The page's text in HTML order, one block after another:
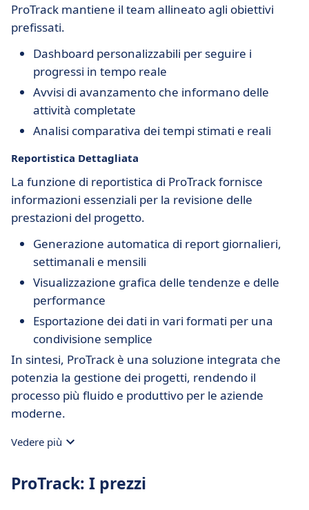
ProTrack mantiene il team allineato agli obiettivi
prefissati.
Dashboard personalizzabili per seguire i
progressi in tempo reale
Avvisi di avanzamento che informano delle
attività completate
Analisi comparativa dei tempi stimati e reali
Reportistica Dettagliata
La funzione di reportistica di ProTrack fornisce
informazioni essenziali per la revisione delle
prestazioni del progetto.
Generazione automatica di report giornalieri,
settimanali e mensili
Visualizzazione grafica delle tendenze e delle
performance
Esportazione dei dati in vari formati per una
condivisione semplice
In sintesi, ProTrack è una soluzione integrata che
potenzia la gestione dei progetti, rendendo il
processo più fluido e produttivo per le aziende
moderne.
Vedere più
ProTrack: I prezzi